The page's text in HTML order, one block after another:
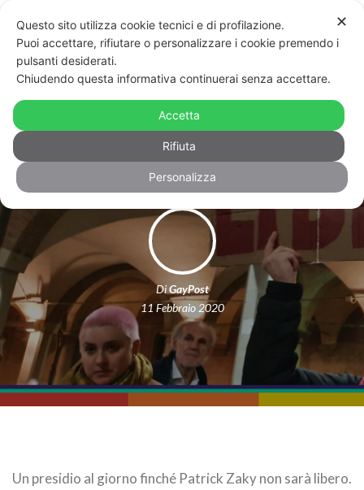
In piazza ogni giorno finché Patrick
Zaky non sarà libero
DiGayPost
11 Febbraio 2020
Un presidio al giorno finché Patrick Zaky non sarà libero.
✕
Questo sito utilizza cookie tecnici e di profilazione.
Puoi accettare, rifiutare o personalizzare i cookie premendo i
pulsanti desiderati.
Chiudendo questa informativa continuerai senza accettare.
Accetta
Rifiuta
Personalizza